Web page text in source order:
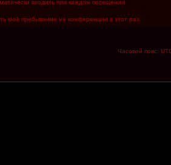
входить при каждом посещении
моё пребывание на конференции в этот раз
Часовой пояс: